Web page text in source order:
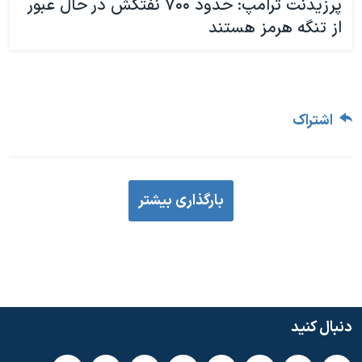
پرزیدنت ترامپ: حدود ۷۰۰ نفتکش در حال عبور
از تنگه هرمز هستند
اشتراک
بارگذاری بیشتر
دنبال کنید